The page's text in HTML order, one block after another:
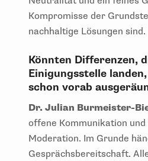
Kompromisse der
nachhaltige Lösungen sind.
Könnten Differenzen,
Einigungsstelle
schon vorab
Dr. Julian Burmeister-
offene Kommunikation
Moderation. Im Grunde
Gesprächsbereitschaft.